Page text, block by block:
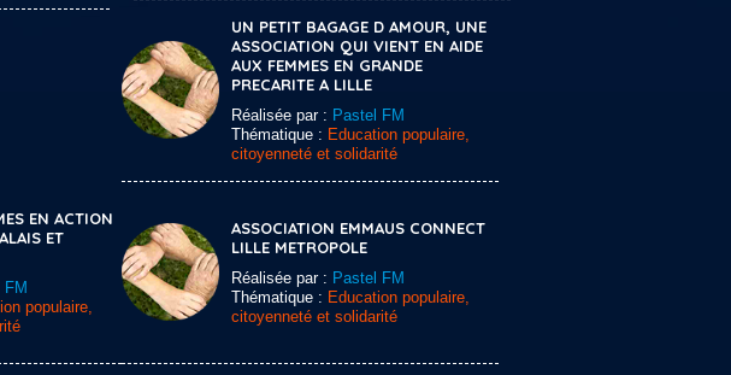
UN PETIT BAGAGE D AMOUR, UNE
ASSOCIATION QUI VIENT EN AIDE
AUX FEMMES EN GRANDE
PRECARITE A LILLE
Réalisée par : Pastel FM
Thématique : Education populaire,
citoyenneté et solidarité
EN ACTION
ET
FM
populaire,
ASSOCIATION EMMAUS CONNECT
LILLE METROPOLE
Réalisée par : Pastel FM
Thématique : Education populaire,
citoyenneté et solidarité